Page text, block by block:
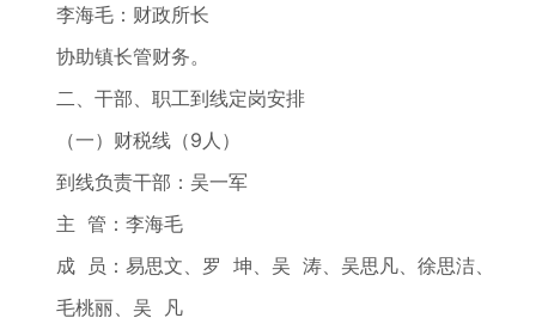
李海毛：财政所长
协助镇长管财务。
二、干部、职工到线定岗安排
（一）财税线（9人）
到线负责干部：吴一军
主 管：李海毛
成 员：易思文、罗 坤、吴 涛、吴思凡、徐思洁、
毛桃丽、吴 凡